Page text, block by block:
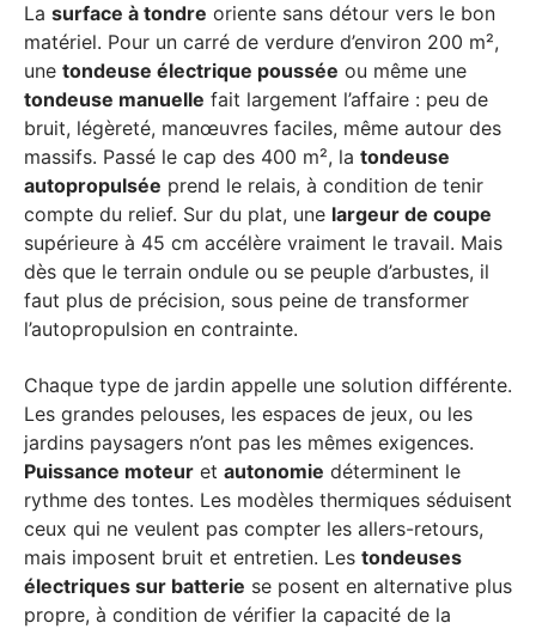
La surface à tondre oriente sans détour vers le bon
matériel. Pour un carré de verdure d’environ 200 m²,
une tondeuse électrique poussée ou même une
tondeuse manuelle fait largement l’affaire : peu de
bruit, légèreté, manœuvres faciles, même autour des
massifs. Passé le cap des 400 m², la tondeuse
autopropulsée prend le relais, à condition de tenir
compte du relief. Sur du plat, une largeur de coupe
supérieure à 45 cm accélère vraiment le travail. Mais
dès que le terrain ondule ou se peuple d’arbustes, il
faut plus de précision, sous peine de transformer
l’autopropulsion en contrainte.
Chaque type de jardin appelle une solution différente.
Les grandes pelouses, les espaces de jeux, ou les
jardins paysagers n’ont pas les mêmes exigences.
Puissance moteur et autonomie déterminent le
rythme des tontes. Les modèles thermiques séduisent
ceux qui ne veulent pas compter les allers-retours,
mais imposent bruit et entretien. Les tondeuses
électriques sur batterie se posent en alternative plus
propre, à condition de vérifier la capacité de la